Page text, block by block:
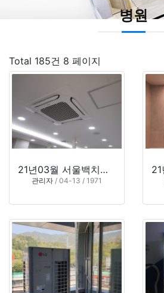
병원
Total 185건 8 페이지
21년03월 서울백치과의원 (부산시 해운대구 반송동)
관리자 / 04-13 / 1971